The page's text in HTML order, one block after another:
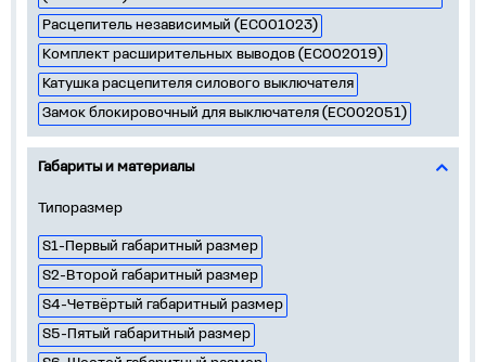
Расцепитель независимый (EC001023)
Комплект расширительных выводов (EC002019)
Катушка расцепителя силового выключателя
Замок блокировочный для выключателя (EC002051)
Габариты и материалы
Типоразмер
S1-Первый габаритный размер
S2-Второй габаритный размер
S4-Четвёртый габаритный размер
S5-Пятый габаритный размер